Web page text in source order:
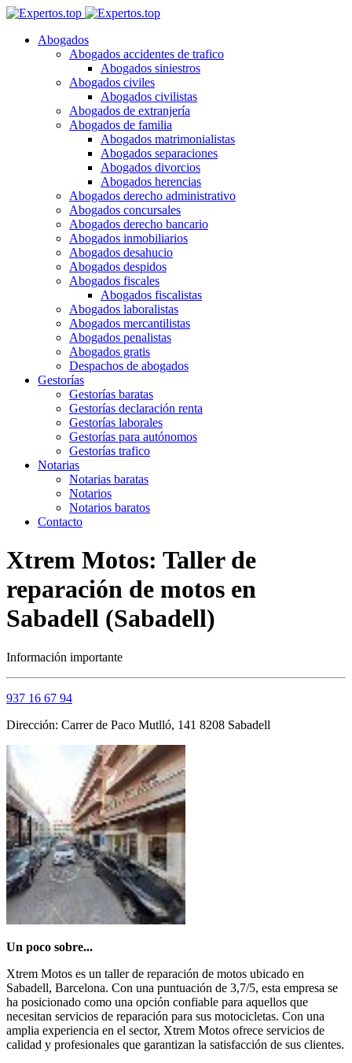
Abogados
Abogados accidentes de trafico
Abogados siniestros
Abogados civiles
Abogados civilistas
Abogados de extranjería
Abogados de familia
Abogados matrimonialistas
Abogados separaciones
Abogados divorcios
Abogados herencias
Abogados derecho administrativo
Abogados concursales
Abogados derecho bancario
Abogados inmobiliarios
Abogados desahucio
Abogados despidos
Abogados fiscales
Abogados fiscalistas
Abogados laboralistas
Abogados mercantilistas
Abogados penalistas
Abogados gratis
Despachos de abogados
Gestorías
Gestorías baratas
Gestorías declaración renta
Gestorías laborales
Gestorías para autónomos
Gestorías trafico
Notarias
Notarias baratas
Notarios
Notarios baratos
Contacto
Xtrem Motos: Taller de
reparación de motos en
Sabadell (Sabadell)
Información importante
937 16 67 94
Dirección: Carrer de Paco Mutlló, 141 8208 Sabadell
Un poco sobre...
Xtrem Motos es un taller de reparación de motos ubicado en
Sabadell, Barcelona. Con una puntuación de 3,7/5, esta empresa se
ha posicionado como una opción confiable para aquellos que
necesitan servicios de reparación para sus motocicletas. Con una
amplia experiencia en el sector, Xtrem Motos ofrece servicios de
calidad y profesionales que garantizan la satisfacción de sus clientes.